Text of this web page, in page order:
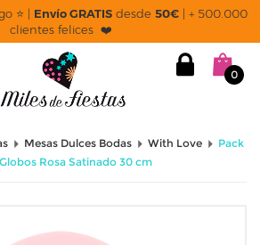
⭐ | Envío GRATIS desde 50€ | + 500.000
clientes felices ❤️
0
Mesas Dulces Bodas With Love
Pack
Rosa Satinado 30 cm